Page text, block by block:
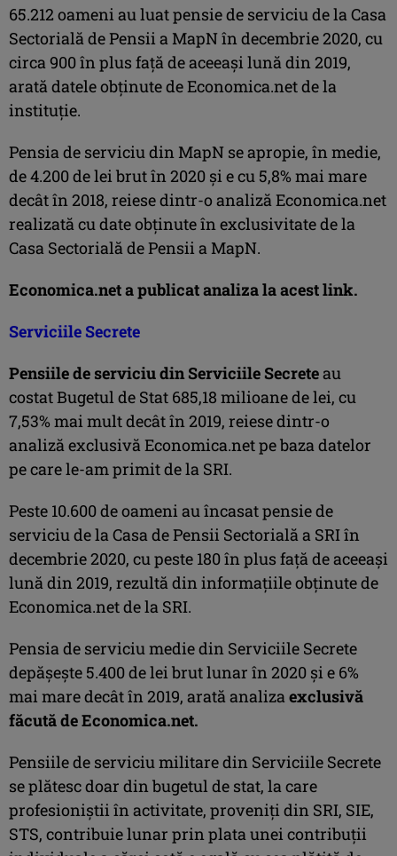
65.212 oameni au luat pensie de serviciu de la Casa
Sectorială de Pensii a MapN în decembrie 2020, cu
circa 900 în plus faţă de aceeaşi lună din 2019,
arată datele obţinute de Economica.net de la
instituţie.
Pensia de serviciu din MapN se apropie, în medie,
de 4.200 de lei brut în 2020 şi e cu 5,8% mai mare
decât în 2018, reiese dintr-o analiză Economica.net
realizată cu date obţinute în exclusivitate de la
Casa Sectorială de Pensii a MapN.
Economica.net a publicat analiza la acest link.
Serviciile Secrete
Pensiile de serviciu din Serviciile Secreteau
costat Bugetul de Stat 685,18 milioane de lei, cu
7,53% mai mult decât în 2019, reiese dintr-o
analiză exclusivă Economica.net pe baza datelor
pe care le-am primit de la SRI.
Peste 10.600 de oameni au încasat pensie de
serviciu de la Casa de Pensii Sectorială a SRI în
decembrie 2020, cu peste 180 în plus faţă de aceeaşi
lună din 2019, rezultă din informaţiile obţinute de
Economica.net de la SRI.
Pensia de serviciu medie din Serviciile Secrete
depăşeşte 5.400 de lei brut lunar în 2020 şi e 6%
mai mare decât în 2019, arată analizaexclusivă
făcută de Economica.net.
Pensiile de serviciu militare din Serviciile Secrete
se plătesc doar din bugetul de stat, la care
profesioniștii în activitate, proveniți din SRI, SIE,
STS, contribuie lunar prin plata unei contribuții